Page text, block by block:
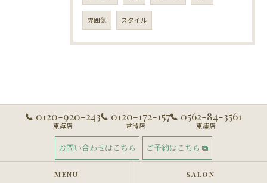
雰囲気 スタイル
0120-920-243
東海店
0120-172-157
常滑店
0562-84-3561
東浦店
お問い合わせはこちら ご予約はこちら
MENU SALON